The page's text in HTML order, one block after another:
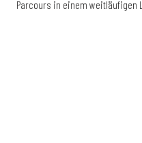
Parcours in einem weitläufigen